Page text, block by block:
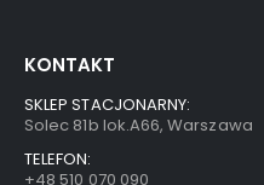
KONTAKT
SKLEP STACJONARNY:
Solec 81b lok.A66, Warszawa
TELEFON:
+48 510 070 090